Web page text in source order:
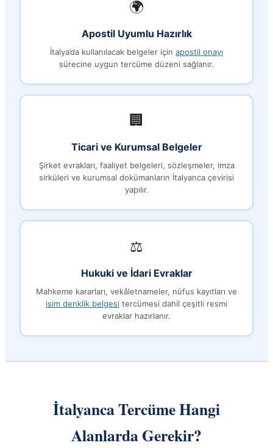
🌍
Apostil Uyumlu Hazırlık
İtalya’da kullanılacak belgeler için apostil onayı
sürecine uygun tercüme düzeni sağlanır.
🏢
Ticari ve Kurumsal Belgeler
Şirket evrakları, faaliyet belgeleri, sözleşmeler, imza
sirküleri ve kurumsal dokümanların İtalyanca çevirisi
yapılır.
⚖️
Hukuki ve İdari Evraklar
Mahkeme kararları, vekâletnameler, nüfus kayıtları ve
isim denklik belgesi tercümesi dahil çeşitli resmi
evraklar hazırlanır.
İtalyanca Tercüme Hangi
Alanlarda Gerekir?